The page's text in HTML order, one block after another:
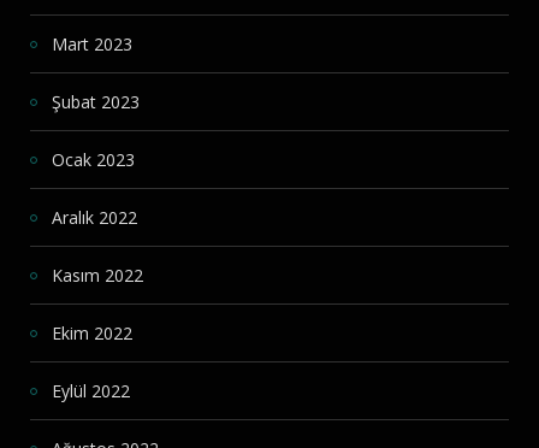
Mart 2023
Şubat 2023
Ocak 2023
Aralık 2022
Kasım 2022
Ekim 2022
Eylül 2022